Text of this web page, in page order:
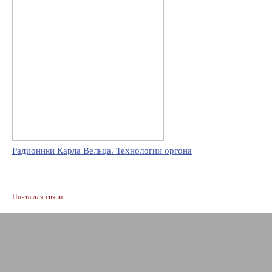
Радионики Карла Вельца. Технологии оргона
Почта для связи